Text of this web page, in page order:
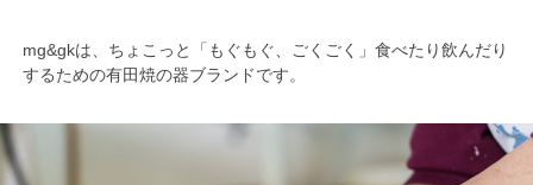
mg&gkは、ちょこっと「もぐもぐ、ごくごく」食べたり飲んだり
するための有田焼の器ブランドです。